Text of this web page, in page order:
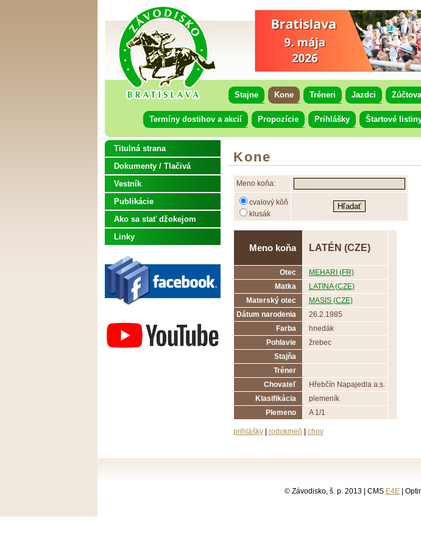
Stajne Kone Tréneri Jazdci
Termíny dostihov a akcií Propozície Prihlášky Štartové
Kone
Meno koňa:
cvalový kôň
klusák
Meno koňa LATÉN (CZE)
Otec
MEHARI (FR)
Matka
LATINA (CZE)
Materský otec
MASIS (CZE)
Dátum narodenia
26.2.1985
Farba
hnedák
Pohlavie
žrebec
Stajňa
Tréner
Chovateľ
Hřebčín Napajedla a.s.
Klasifikácia
plemeník
Plemeno
A 1/1
prihlášky| rodokmeň chov
Titulná strana
Dokumenty / Tlačivá
Vestník
Publikácie
Ako sa stať džokejom
Linky
© Závodisko, š. p. 2013 | CMS E4E|